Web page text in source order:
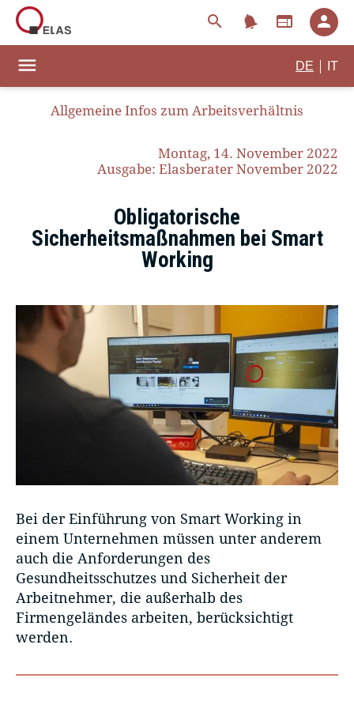
search notifications web person
menu DE IT
Allgemeine Infos zum Arbeitsverhältnis
Montag, 14. November 2022
Ausgabe: Elasberater November 2022
Obligatorische
Sicherheitsmaßnahmen bei Smart
Working
Bei der Einführung von Smart Working in
einem Unternehmen müssen unter anderem
auch die Anforderungen des
Gesundheitsschutzes und Sicherheit der
Arbeitnehmer, die außerhalb des
Firmengeländes arbeiten, berücksichtigt
werden.